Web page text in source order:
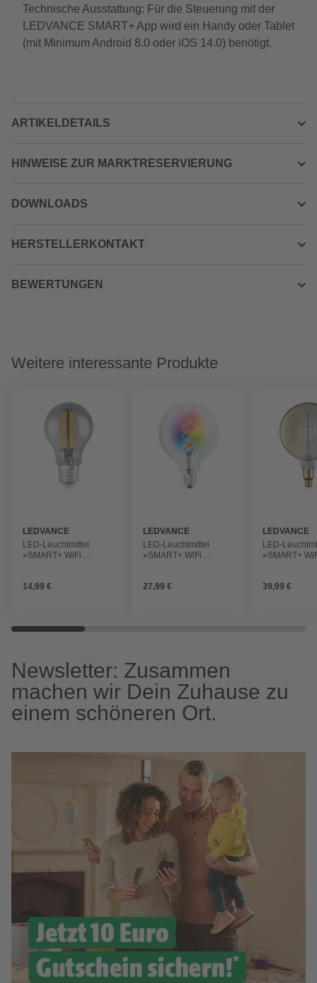
Technische Ausstattung: Für die Steuerung mit der
LEDVANCE SMART+ App wird ein Handy oder Tablet
(mit Minimum Android 8.0 oder iOS 14.0) benötigt.
ARTIKELDETAILS
HINWEISE ZUR MARKTRESERVIERUNG
DOWNLOADS
HERSTELLERKONTAKT
BEWERTUNGEN
Weitere interessante Produkte
LEDVANCE
LED-Leuchtmittel
»SMART+ WiFi
warmweiß
14,99 €
LEDVANCE
LED-Leuchtmittel
»SMART+ WiFi
warmweiß
27,99 €
LEDVANCE
LED-
»SMART+
warmweiß
39,99 €
Newsletter: Zusammen
machen wir Dein Zuhause zu
einem schöneren Ort.